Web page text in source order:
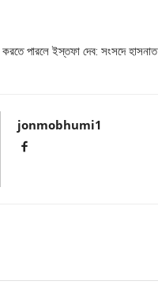
করতে পারলে ইস্তফা দেব: সংসদে হাসনাত
jonmobhumi1